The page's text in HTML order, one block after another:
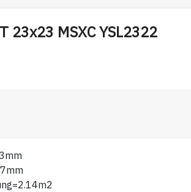
23x23 MSXC YSL2322